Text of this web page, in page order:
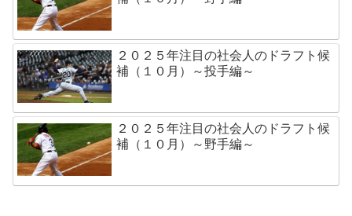
２０２５年注目の社会人のドラフト候
補（１０月）～投手編～
２０２５年注目の社会人のドラフト候
補（１０月）～野手編～